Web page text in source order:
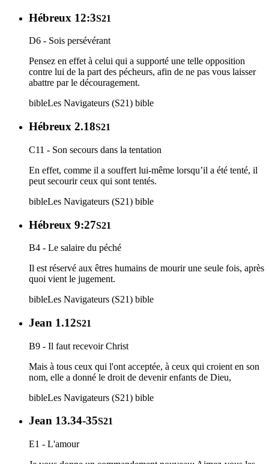
Hébreux 12:3S21
D6 - Sois persévérant
Pensez en effet à celui qui a supporté une telle opposition
contre lui de la part des pécheurs, afin de ne pas vous laisser
abattre par le découragement.
bibleLes Navigateurs (S21) bible
Hébreux 2.18S21
C11 - Son secours dans la tentation
En effet, comme il a souffert lui-même lorsqu’il a été tenté, il
peut secourir ceux qui sont tentés.
bibleLes Navigateurs (S21) bible
Hébreux 9:27S21
B4 - Le salaire du péché
Il est réservé aux êtres humains de mourir une seule fois, après
quoi vient le jugement.
bibleLes Navigateurs (S21) bible
Jean 1.12S21
B9 - Il faut recevoir Christ
Mais à tous ceux qui l'ont acceptée, à ceux qui croient en son
nom, elle a donné le droit de devenir enfants de Dieu,
bibleLes Navigateurs (S21) bible
Jean 13.34-35S21
E1 - L'amour